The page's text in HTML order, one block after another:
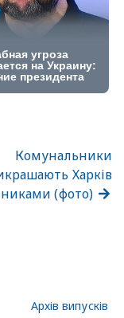
Комунальники
Харків
(фото)
Архів випусків